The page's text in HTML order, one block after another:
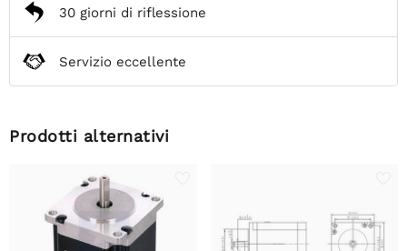
30 giorni di riflessione
Servizio eccellente
Prodotti alternativi